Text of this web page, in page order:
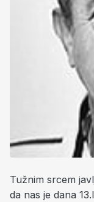
Tužnim srcem
da nas je dana